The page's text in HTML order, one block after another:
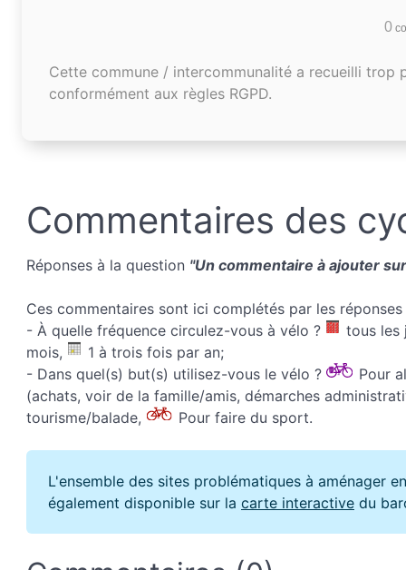
0
Cette commune / intercommunalité a recueilli
conformément aux règles RGPD.
Commentaires des
Réponses à la question "Un commentaire à ajouter
Ces commentaires sont ici complétés par les
- À quelle fréquence circulez-vous à vélo ?
tous les
mois,
1 à trois fois par an;
- Dans quel(s) but(s) utilisez-vous le vélo ?
Pour
(achats, voir de la famille/amis, démarches
tourisme/balade,
Pour faire du sport.
L'ensemble des sites problématiques à aménager
également disponible sur la carte interactive du